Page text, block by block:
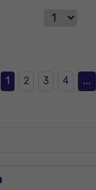
1 2 3 4 ...